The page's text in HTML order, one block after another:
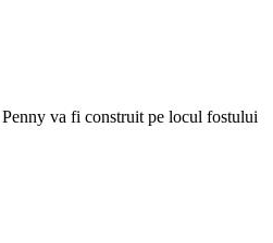
va fi construit pe locul fostului